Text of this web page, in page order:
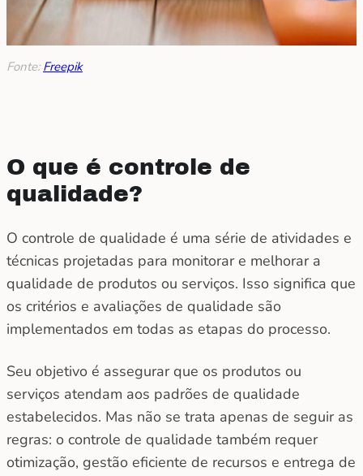
Fonte: Freepik
O que é controle de
qualidade?
O controle de qualidade é uma série de atividades e
técnicas projetadas para monitorar e melhorar a
qualidade de produtos ou serviços. Isso significa que
os critérios e avaliações de qualidade são
implementados em todas as etapas do processo.
Seu objetivo é assegurar que os produtos ou
serviços atendam aos padrões de qualidade
estabelecidos. Mas não se trata apenas de seguir as
regras: o controle de qualidade também requer
otimização, gestão eficiente de recursos e entrega de